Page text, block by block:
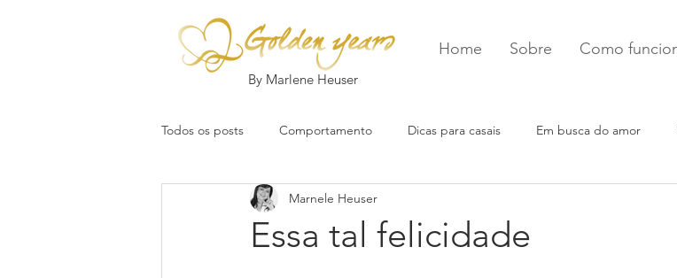
By Marlene Heuser
Home Sobre Como
Todos os posts Comportamento Dicas para casais Em busca do amor
Essa tal felicidade
Marnele Heuser